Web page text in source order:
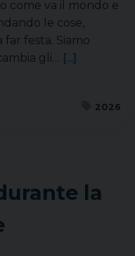
come va il mondo e
le cose,
festa. Siamo
gli… [...]
2026
la